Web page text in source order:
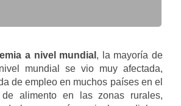
a nivel mundial , la mayoría de
mundial se vio muy afectada,
de empleo en muchos países en el
alimento en las zonas rurales,